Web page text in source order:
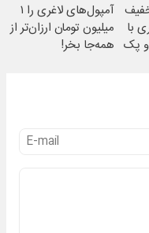
با
و پک
آمپول‌های لاغری را ۱
میلیون تومان ارزان‌تر از
همه‌جا بخر!